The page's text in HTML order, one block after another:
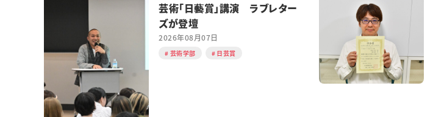
芸術「日藝賞」講演 ラブレター
ズが登壇
2026年08月07日
芸術学部 日芸賞